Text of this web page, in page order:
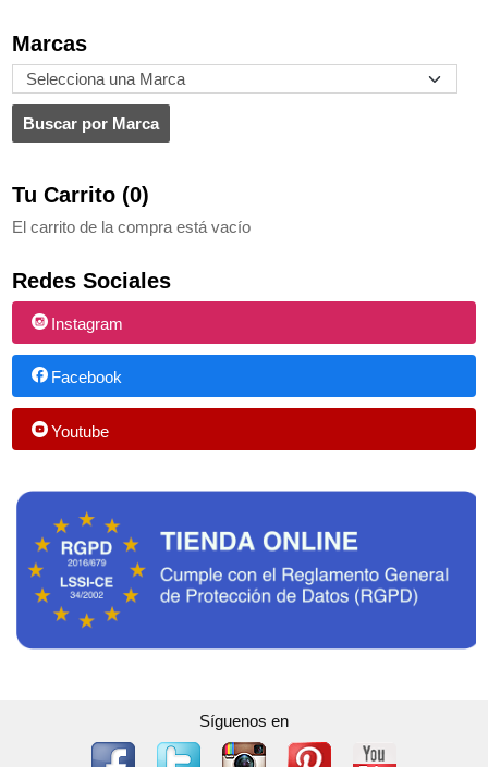
Marcas
Tu Carrito (0)
El carrito de la compra está vacío
Redes Sociales
Instagram
Facebook
Youtube
Síguenos en